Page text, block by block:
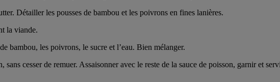
Détailler les pousses de bambou et les poivrons en fines lanières.
la viande.
bambou, les poivrons, le sucre et l’eau. Bien mélanger.
cesser de remuer. Assaisonner avec le reste de la sauce de poisson, garnir et